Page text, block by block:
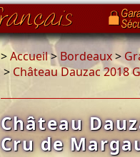
>Accueil>Bordeaux>
> Château Dauzac 2018
Château
Cru de